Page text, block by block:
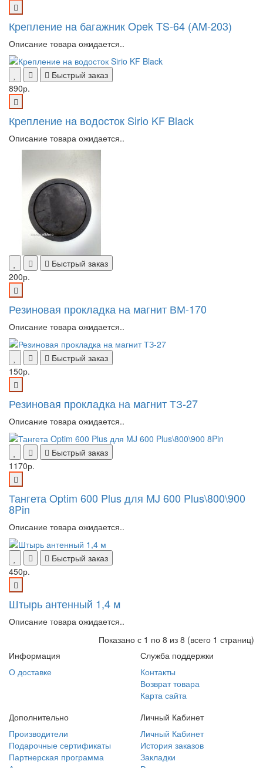
Крепление на багажник Opek TS-64 (AM-203)
Описание товара ожидается..
Быстрый заказ
890р.
Крепление на водосток Sirio KF Black
Описание товара ожидается..
Быстрый заказ
200р.
Резиновая прокладка на магнит ВМ-170
Описание товара ожидается..
Быстрый заказ
150р.
Резиновая прокладка на магнит ТЗ-27
Описание товара ожидается..
Быстрый заказ
1170р.
Тангета Optim 600 Plus для MJ 600 Plus\800\900
8Pin
Описание товара ожидается..
Быстрый заказ
450р.
Штырь антенный 1,4 м
Описание товара ожидается..
Показано с 1 по 8 из 8 (всего 1 страниц)
Информация
О доставке
Служба поддержки
Контакты
Возврат товара
Карта сайта
Дополнительно
Производители
Подарочные сертификаты
Партнерская программа
Личный Кабинет
Личный Кабинет
История заказов
Закладки